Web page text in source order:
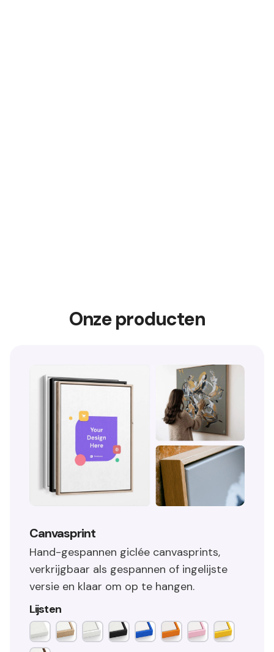
Onze producten
Canvasprint
Hand-gespannen giclée canvasprints,
verkrijgbaar als gespannen of ingelijste
versie en klaar om op te hangen.
Lijsten